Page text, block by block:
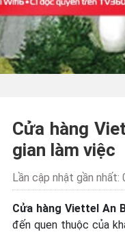
Cửa hàng
gian làm việc
Lần cập nhật gần
Cửa hàng Viettel An
đến quen thuộc của